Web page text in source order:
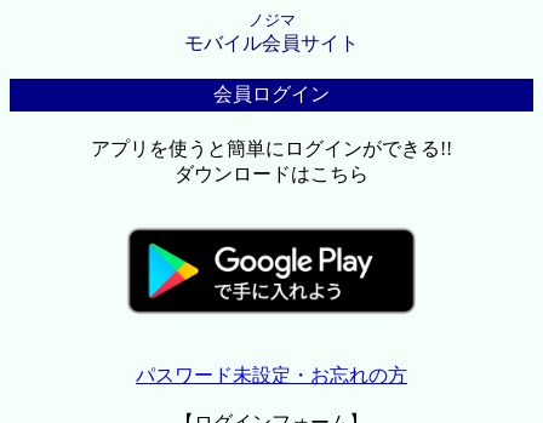
ノジマ
モバイル会員サイト
会員ログイン
アプリを使うと簡単にログインができる!!
ダウンロードはこちら
パスワード未設定・お忘れの方